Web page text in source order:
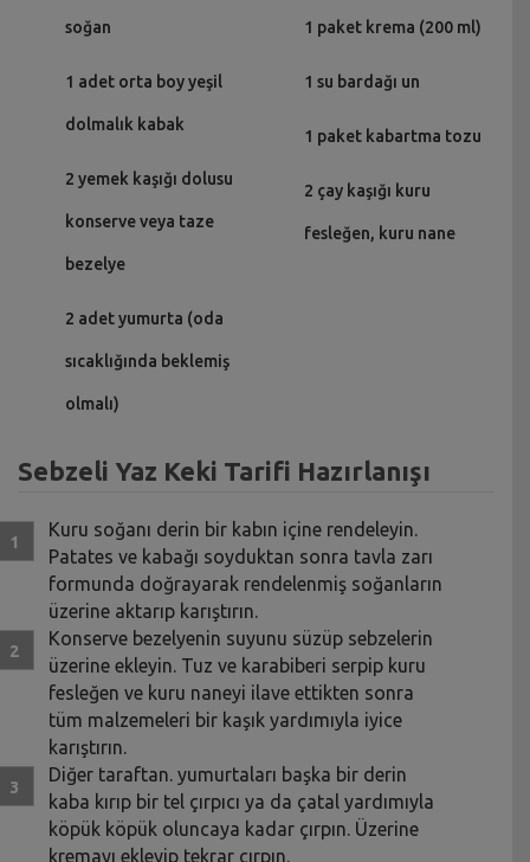
soğan
1 adet orta boy yeşil
dolmalık kabak
2 yemek kaşığı dolusu
konserve veya taze
bezelye
2 adet yumurta (oda
sıcaklığında beklemiş
olmalı)
1 paket krema (200 ml)
1 su bardağı un
1 paket kabartma tozu
2 çay kaşığı kuru
fesleğen, kuru nane
Sebzeli Yaz Keki Tarifi Hazırlanışı
Kuru soğanı derin bir kabın içine rendeleyin.
Patates ve kabağı soyduktan sonra tavla zarı
formunda doğrayarak rendelenmiş soğanların
üzerine aktarıp karıştırın.
Konserve bezelyenin suyunu süzüp sebzelerin
üzerine ekleyin. Tuz ve karabiberi serpip kuru
fesleğen ve kuru naneyi ilave ettikten sonra
tüm malzemeleri bir kaşık yardımıyla iyice
karıştırın.
Diğer taraftan. yumurtaları başka bir derin
kaba kırıp bir tel çırpıcı ya da çatal yardımıyla
köpük köpük oluncaya kadar çırpın. Üzerine
kremayı ekleyip tekrar çırpın.